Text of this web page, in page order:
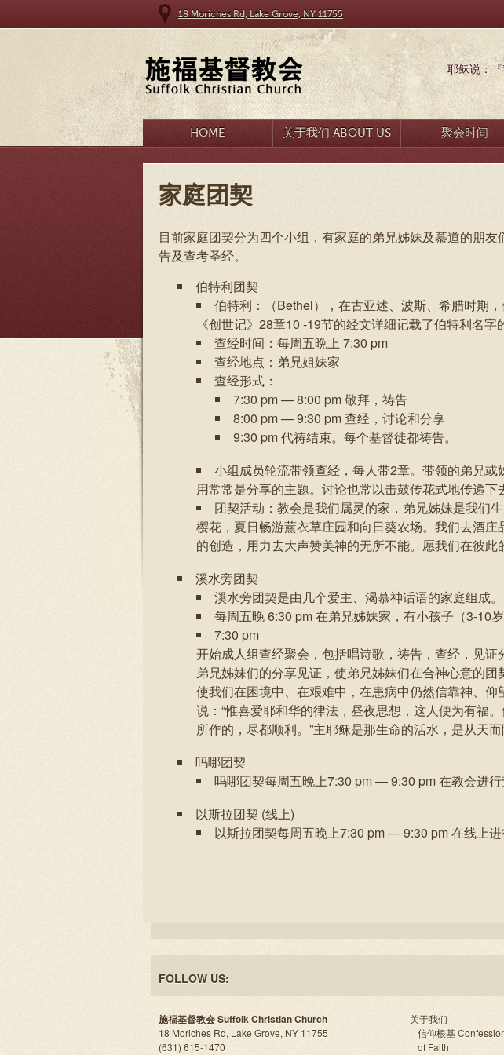
18 Moriches Rd, Lake Grove, NY 11755
耶稣说：
HOME 关于我们 ABOUT US 聚会时间
家庭团契
目前家庭团契分为四个小组，有家庭的弟兄姊妹及慕道的朋
告及查考圣经。
伯特利团契
伯特利：（Bethel），在古亚述、波斯、希腊时期
《创世记》28章10 -19节的经文详细记载了伯特利名字
查经时间：每周五晩上 7:30 pm
查经地点：弟兄姐妹家
查经形式：
7:30 pm — 8:00 pm 敬拜，祷告
8:00 pm — 9:30 pm 查经，讨论和分享
9:30 pm 代祷结束。每个基督徒都祷告。
小组成员轮流带领查经，每人带2章。带领的弟兄
用常常是分享的主题。讨论也常以击鼓传花式地传递下
团契活动：教会是我们属灵的家，弟兄姊妹是我们
樱花，夏日畅游薰衣草庄园和向日葵农场。我们去酒
的创造，用力去大声赞美神的无所不能。愿我们在彼
溪水旁团契
溪水旁团契是由几个爱主、渴慕神话语的家庭组成
每周五晚 6:30 pm 在弟兄姊妹家，有小孩子（3-10
7:30 pm
开始成人组查经聚会，包括唱诗歌，祷告，查经，见
弟兄姊妹们的分享见证，使弟兄姊妹们在合神心意的
使我们在困境中、在艰难中，在患病中仍然信靠神、
说：“惟喜爱耶和华的律法，昼夜思想，这人便为有福
所作的，尽都顺利。”主耶稣是那生命的活水，是从天
吗哪团契
吗哪团契每周五晚上7:30 pm — 9:30 pm 在教会进行
以斯拉团契 (线上)
以斯拉团契每周五晚上7:30 pm — 9:30 pm 在线上进
FOLLOW US:
施福基督教会 Suffolk Christian Church
18 Moriches Rd, Lake Grove, NY 11755
(631) 615-1470
关于我们
信仰根基
of Faith